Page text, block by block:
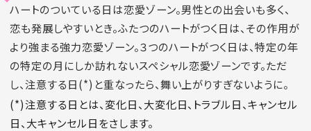
ハートのついている日は恋愛ゾーン。男性との出会いも多く、
恋も発展しやすいとき。ふたつのハートがつく日は、その作用が
より強まる強力恋愛ゾーン。３つのハートがつく日は、特定の年
の特定の月にしか訪れないスペシャル恋愛ゾーンです。ただ
し、注意する日(*)と重なったら、舞い上がりすぎないように。
(*)注意する日とは、変化日、大変化日、トラブル日、キャンセル
日、大キャンセル日をさします。